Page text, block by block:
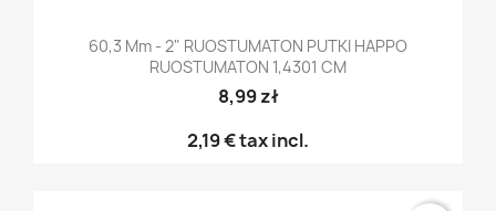
60,3 Mm - 2" RUOSTUMATON PUTKI HAPPO
RUOSTUMATON 1,4301 CM
8,99 zł
2,19 €tax incl.